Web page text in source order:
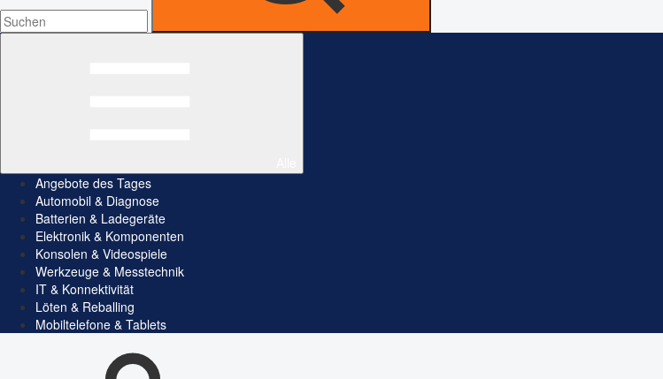
Angebote des Tages
Automobil & Diagnose
Batterien & Ladegeräte
Elektronik & Komponenten
Konsolen & Videospiele
Werkzeuge & Messtechnik
IT & Konnektivität
Löten & Reballing
Mobiltelefone & Tablets